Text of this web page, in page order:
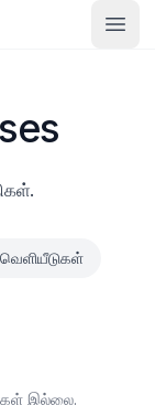
முதல்
வெளியீடுகள்
இல்லை.